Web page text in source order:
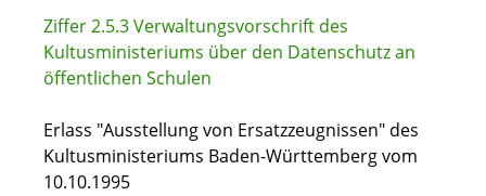
Ziffer 2.5.3 Verwaltungsvorschrift des
Kultusministeriums über den Datenschutz an
öffentlichen Schulen
Erlass "Ausstellung von Ersatzzeugnissen" des
Kultusministeriums Baden-Württemberg vom
10.10.1995